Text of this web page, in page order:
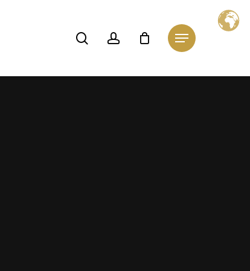
searchaccount Menu
Close